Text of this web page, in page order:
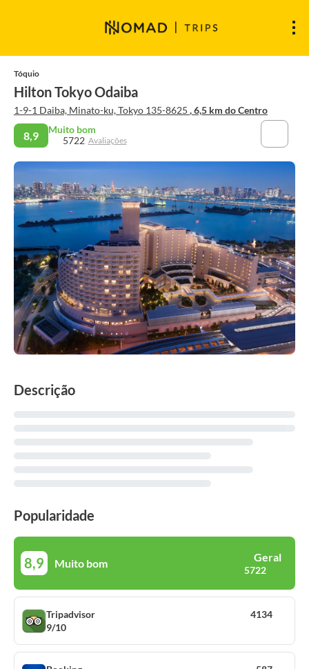
Tóquio
Hilton Tokyo Odaiba
1-9-1 Daiba, Minato-ku, Tokyo 135-8625 , 6,5 km do Centro
8,9
Muito bom
5722 Avaliações
Descrição
Popularidade
8,9 Muito bom Geral
5722
Tripadvisor
9/10
4134